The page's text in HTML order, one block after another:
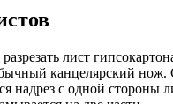
лист
канцелярский
надрез с одной стороны